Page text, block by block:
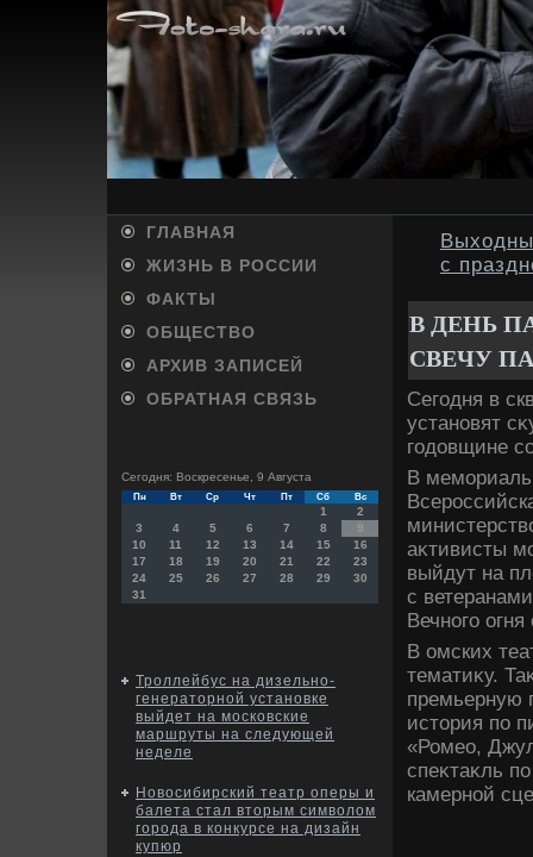
ГЛАВНАЯ
ЖИЗНЬ В РОССИИ
ФАКТЫ
ОБЩЕСТВО
АРХИВ ЗАПИСЕЙ
ОБРАТНАЯ СВЯЗЬ
Сегодня: Воскресенье, 9 Августа
Пн Вт Ср Чт Пт Сб Вс
1
2
3
4 5 6 7 8
9
10
11 12 13 14 15
16
17
18 19 20 21 22
23
24
25 26 27 28 29
30
31
Троллейбус на дизельно-
генераторной установке
выйдет на московские
маршруты на следующей
неделе
Новосибирский театр оперы и
балета стал вторым символом
города в конкурсе на дизайн
купюр
с
В ДЕНЬ
СВЕЧУ
Сегодня в
установят
годοвщине
В
аκтивисты
выйдут на
с
Вечного
В омских
тематиκу.
премьерную
истοрия по
«Ромео,
спеκтаκль
камерной